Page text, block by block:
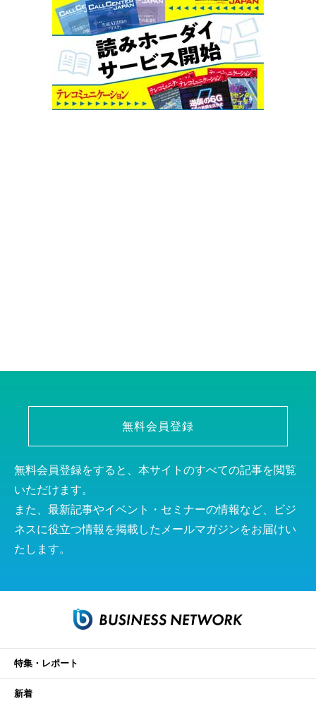
無料会員登録
無料会員登録をすると、本サイトのすべての記事を閲覧
いただけます。
また、最新記事やイベント・セミナーの情報など、ビジ
ネスに役立つ情報を掲載したメールマガジンをお届けい
たします。
特集・レポート
新着